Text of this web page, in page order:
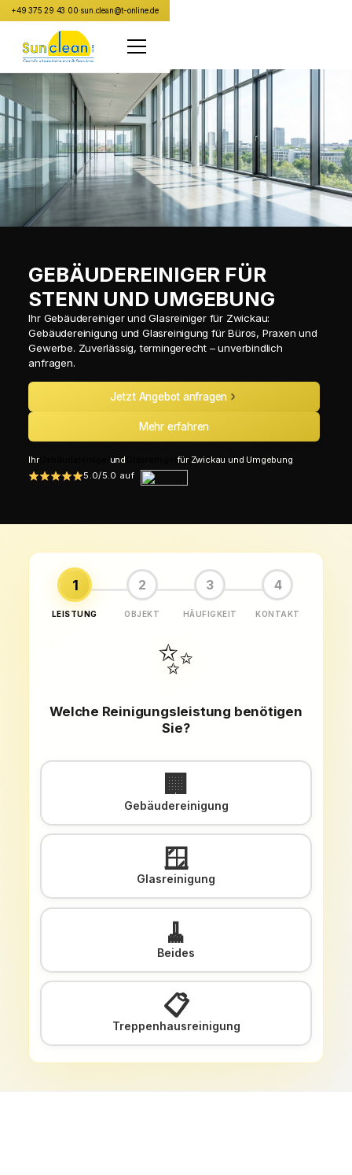
+49 375 29 43 00·sun.clean@t-online.de
GEBÄUDEREINIGER FÜR
STENN UND UMGEBUNG
Ihr Gebäudereiniger und Glasreiniger für Zwickau:
Gebäudereinigung und Glasreinigung für Büros, Praxen und
Gewerbe. Zuverlässig, termingerecht – unverbindlich
anfragen.
Jetzt Angebot anfragen
Mehr erfahren
IhrGebäudereiniger und Glasreinigerfür Zwickau und Umgebung
5.0/5.0 auf
1
LEISTUNG
2
OBJEKT
3
HÄUFIGKEIT
4
KONTAKT
✨
Welche Reinigungsleistung benötigen
Sie?
🏢
Gebäudereinigung
🪟
Glasreinigung
🧹
Beides
📋
Treppenhausreinigung